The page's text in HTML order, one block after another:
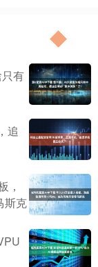
有
追
，
斯克